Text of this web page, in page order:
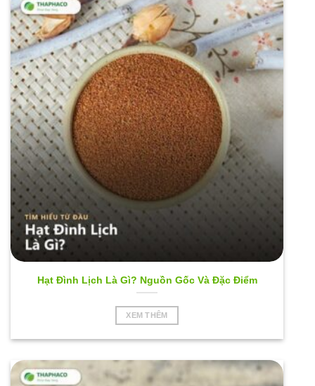
Hạt Đình Lịch Là Gì? Nguồn Gốc Và Đặc Điểm
XEM THÊM